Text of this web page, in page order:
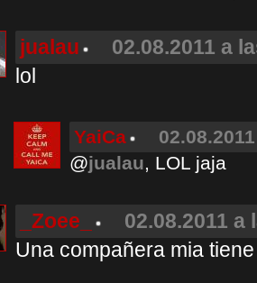
jualau
02.08.2011 a
lol
YaiCa
@jualau, LOL jaja
_Zoee_
02.08.2011 a
Una compañera mia